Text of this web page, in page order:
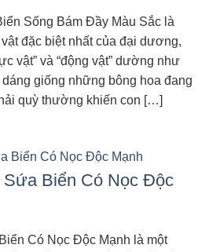
Sống Bám Đầy Màu Sắc là
đặc biệt nhất của đại dương,
vật” và “động vật” dường như
giống những bông hoa đang
quỳ thường khiến con […]
Biển Có Nọc Độc
Có Nọc Độc Mạnh là một